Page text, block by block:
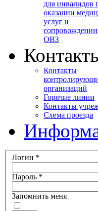
для инвалидов
оказании
услуг и
ОВЗ
Контакты
организаций
Горячие линии
Контакты
Схема проезда
Логин *
Пароль *
Запомнить меня